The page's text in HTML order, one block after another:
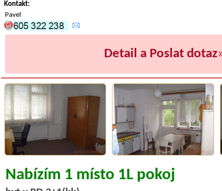
Kontakt:
Pavel
Detail a Poslat dotaz
Nabízím 1 místo 1L pokoj